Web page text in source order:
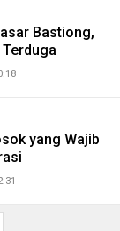
Bastiong,
yang Wajib